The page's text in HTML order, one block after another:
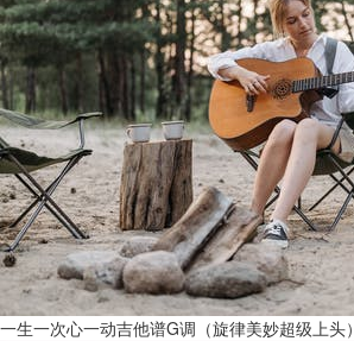
一生一次心一动吉他谱G调（旋律美妙超级上头